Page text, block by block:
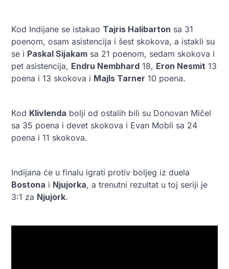
Kod Indijane se istakao Tajris Halibarton sa 31
poenom, osam asistencija i šest skokova, a istakli su
se i Paskal Sijakam sa 21 poenom, sedam skokova i
pet asistencija, Endru Nembhard 18, Eron Nesmit 13
poena i 13 skokova i Majls Tarner 10 poena.
Kod Klivlenda bolji od ostalih bili su Donovan Mičel
sa 35 poena i devet skokova i Evan Mobli sa 24
poena i 11 skokova.
Indijana će u finalu igrati protiv boljeg iz duela
Bostona i Njujorka, a trenutni rezultat u toj seriji je
3:1 za Njujork.